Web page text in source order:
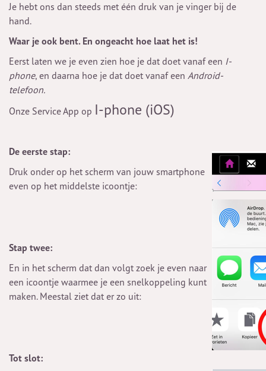
Je hebt ons dan steeds met één druk van je vinger bij de
hand.
Waar je ook bent. En ongeacht hoe laat het is!
Eerst laten we je even zien hoe je dat doet vanaf een I-
phone, en daarna hoe je dat doet vanaf een Android-
telefoon.
Onze Service App op I-phone (iOS)
De eerste stap:
Druk onder op het scherm van jouw smartphone
even op het middelste icoontje:
Stap twee:
En in het scherm dat dan volgt zoek je even naar
een icoontje waarmee je een snelkoppeling kunt
maken. Meestal ziet dat er zo uit:
Tot slot: